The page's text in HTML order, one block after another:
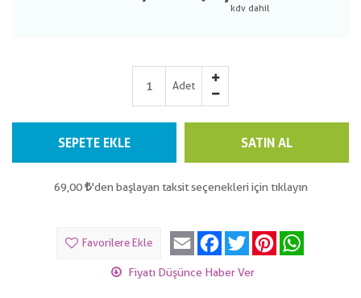
Adet
SEPETE EKLE SATIN AL
69,00 'den başlayan taksit seçenekleri için tıklayın
Favorilere Ekle Email Facebook
Twitter Pinterest
Fiyatı Düşünce Haber Ver